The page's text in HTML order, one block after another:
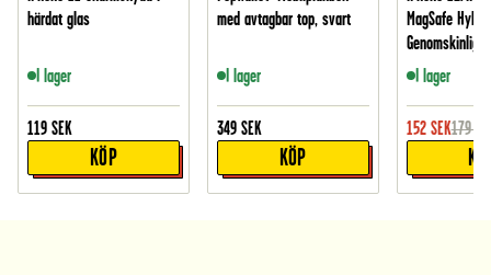
härdat glas
I lager
119 SEK
KÖP
med avtagbar top, svart
I lager
349 SEK
KÖP
MagSafe
Genomskinlig
I lager
152 SEK179